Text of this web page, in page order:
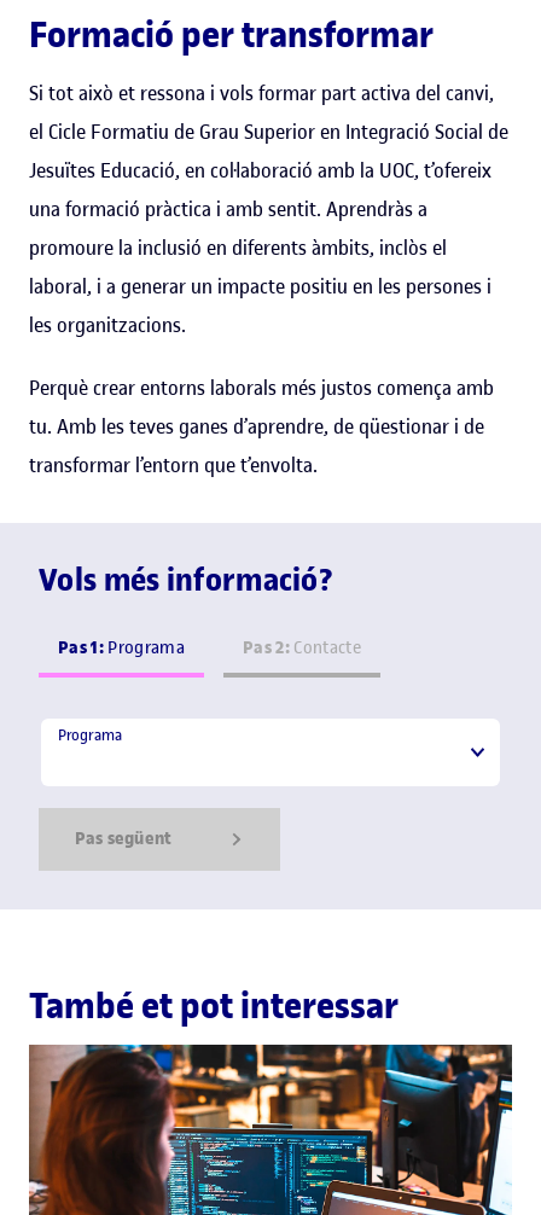
Formació per transformar
Si tot això et ressona i vols formar part activa del canvi,
el Cicle Formatiu de Grau Superior en Integració Social de
Jesuïtes Educació, en col·laboració amb la UOC, t’ofereix
una formació pràctica i amb sentit. Aprendràs a
promoure la inclusió en diferents àmbits, inclòs el
laboral, i a generar un impacte positiu en les persones i
les organitzacions.
Perquè crear entorns laborals més justos comença amb
tu. Amb les teves ganes d’aprendre, de qüestionar i de
transformar l’entorn que t’envolta.
Vols més informació?
Pas 1:Programa Pas 2:Contacte
Programa
Programa
Pas següent
També et pot interessar